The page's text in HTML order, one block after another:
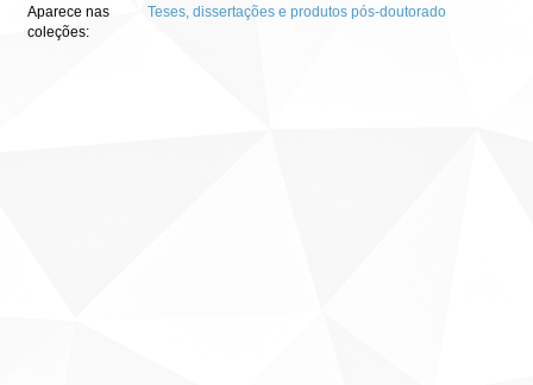
Aparece nas
coleções:
Teses, dissertações e produtos pós-doutorado